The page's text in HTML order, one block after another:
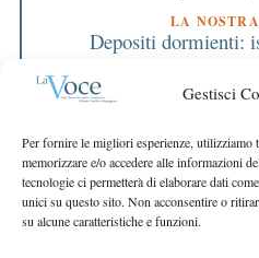
Gestisci
Per fornire le migliori esperienze, utilizziamo
memorizzare e/o accedere alle informazioni
tecnologie ci permetterà di elaborare dati
unici su questo sito. Non acconsentire o
su alcune caratteristiche e funzioni.
LA
Depositi dormienti:
Diamogli credito un
Ancora un anno
EDITORIALE
Un impegno per